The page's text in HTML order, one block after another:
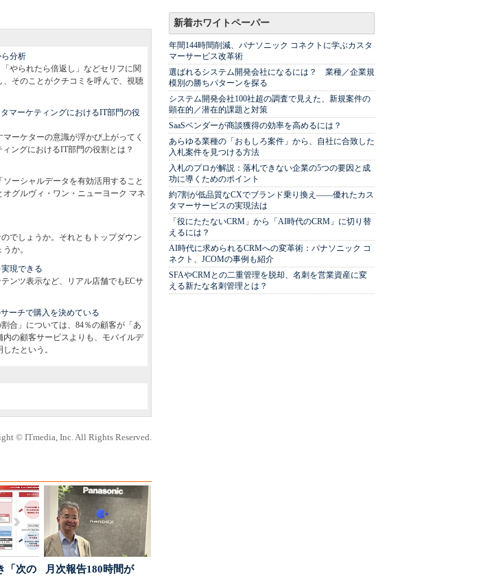
分析
やられたら倍返し」などセリフに関
そのことがクチコミを呼んで、視聴
マーケティングにおけるIT部門の役
ーケターの意識が浮かび上がってく
ングにおけるIT部門の役割とは？
ーシャルデータを有効活用すること
グルヴィ・ワン・ニューヨーク マネ
でしょうか。それともトップダウン
か。
現できる
ンツ表示など、リアル店舗でもECサ
ーチで購入を決めている
合」については、84％の顧客が「あ
の顧客サービスよりも、モバイルデ
たという。
© ITmedia, Inc. All Rights Reserved.
「次の
月次報告180時間が
新着ホワイトペーパー
年間144時間削減、パナソニック コネクトに学ぶカスタ
マーサービス改革術
選ばれるシステム開発会社になるには？ 業種／企業規
模別の勝ちパターンを探る
システム開発会社100社超の調査で見えた、新規案件の
顕在的／潜在的課題と対策
SaaSベンダーが商談獲得の効率を高めるには？
あらゆる業種の「おもしろ案件」から、自社に合致した
入札案件を見つける方法
入札のプロが解説：落札できない企業の5つの要因と成
功に導くためのポイント
約7割が低品質なCXでブランド乗り換え――優れたカス
タマーサービスの実現法は
「役にたたないCRM」から「AI時代のCRM」に切り替
えるには？
AI時代に求められるCRMへの変革術：パナソニック コ
ネクト、JCOMの事例も紹介
SFAやCRMとの二重管理を脱却、名刺を営業資産に変
える新たな名刺管理とは？